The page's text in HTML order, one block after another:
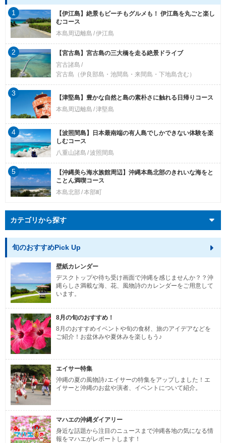
【伊江島】絶景もビーチもグルメも！ 伊江島を丸ごと楽し
むコース
本島周辺離島 伊江島
1
【宮古島】宮古島の三大橋を走る絶景ドライブ
宮古諸島
宮古島（伊良部島・池間島・来間島・下地島含む）
2
【津堅島】豊かな自然と島の素朴さに触れる日帰りコース
本島周辺離島 津堅島
3
【波照間島】日本最南端の有人島でしかできない体験を楽
しむコース
八重山諸島 波照間島
4
【沖縄美ら海水族館周辺】沖縄本島北部のきれいな海をと
ことん満喫コース
本島北部 本部町
5
カテゴリから探す
旬のおすすめPick Up
壁紙カレンダー
デスクトップや待ち受け画面で沖縄を感じませんか？？沖
縄らしさ満載な海、花、風物詩のカレンダーをご用意して
います。
8月の旬のおすすめ！
8月のおすすめイベントや旬の食材、旅のアイデアなどを
ご紹介！お盆休みや夏休みを楽しもう♪
エイサー特集
沖縄の夏の風物詩♪エイサーの特集をアップしました！エ
イサーと沖縄のお盆や演者、イベントについて紹介。
マハエの沖縄ダイアリー
身近な話題から注目のニュースまで沖縄各地の気になる情
報をマハエがレポートします！